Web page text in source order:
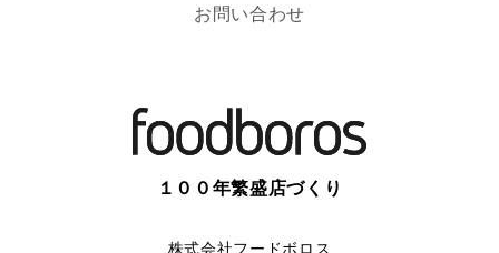
お問い合わせ
１００年繁盛店づくり
株式会社フードボロス